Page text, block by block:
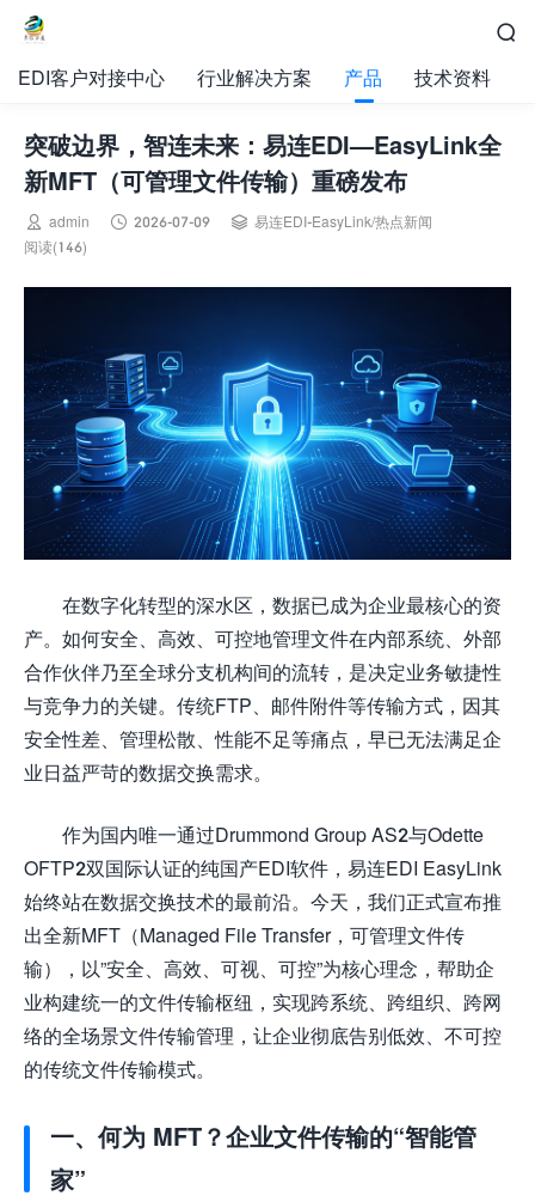

EDI客户对接中心 行业解决方案 产品 技术资料
突破边界，智连未来：易连EDI—EasyLink全
新MFT（可管理文件传输）重磅发布
 admin  2026-07-09  易连EDI-EasyLink/热点新闻
阅读(146)
在数字化转型的深水区，数据已成为企业最核心的资
产。如何安全、高效、可控地管理文件在内部系统、外部
合作伙伴乃至全球分支机构间的流转，是决定业务敏捷性
与竞争力的关键。传统FTP、邮件附件等传输方式，因其
安全性差、管理松散、性能不足等痛点，早已无法满足企
业日益严苛的数据交换需求。
作为国内唯一通过Drummond Group AS2与Odette
OFTP2双国际认证的纯国产EDI软件，易连EDI EasyLink
始终站在数据交换技术的最前沿。今天，我们正式宣布推
出全新MFT（Managed File Transfer，可管理文件传
输），以”安全、高效、可视、可控”为核心理念，帮助企
业构建统一的文件传输枢纽，实现跨系统、跨组织、跨网
络的全场景文件传输管理，让企业彻底告别低效、不可控
的传统文件传输模式。
一、何为 MFT？企业文件传输的“智能管
家”